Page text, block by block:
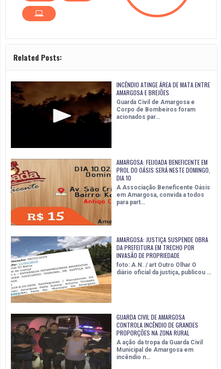
Related Posts:
INCÊNDIO ATINGE ÁREA DE MATA ENTRE
AMARGOSA E BREJÕES
Guarda Civil de Amargosa e
Corpo de Bombeiros foram
acionados par…
AMARGOSA: FEIJOADA BENEFICENTE EM
PROL DO OÁSIS SERÁ NESTE DOMINGO,
DIA 10
A Associação Beneficente Oásis
em Amargosa, convida a todos
para part…
AMARGOSA: JUSTIÇA SUSPENDE OBRA
DA PREFEITURA EM TRECHO POR
INVASÃO DE PROPRIEDADE
foto: A.N. / art Outro Olhar O
diário oficial da justiça, publicou …
GUARDA CIVIL DE AMARGOSA
CONTROLA INCÊNDIO DE GRANDES
PROPORÇÕES NA ZONA RURAL
A ação da tropa da Guarda Civil
Municipal de Amargosa em
incêndio n…